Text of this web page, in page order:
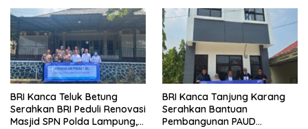
Mesuji
BRI Kanca Teluk Betung
Serahkan BRI Peduli Renovasi
Masjid SPN Polda Lampung,
BRI Kanca Tanjung Karang
Serahkan Bantuan
Pembangunan PAUD